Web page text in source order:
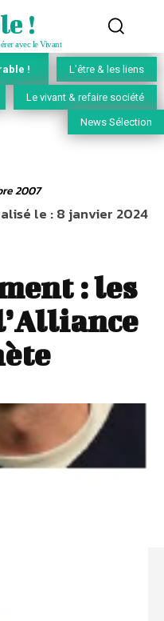
!
avec le Vivant
! L'être & les liens
Le vivant & refaire société
News Sélection
2007
le :8 janvier 2024
: les